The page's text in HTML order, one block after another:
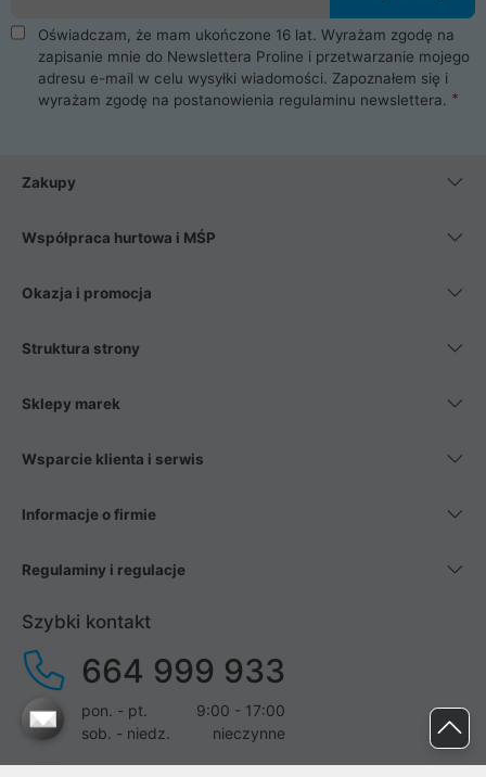
Oświadczam, że mam ukończone 16 lat. Wyrażam zgodę na
zapisanie mnie do Newslettera Proline i przetwarzanie mojego
adresu e-mail w celu wysyłki wiadomości. Zapoznałem się i
wyrażam zgodę na postanowienia regulaminu newslettera.
Zakupy
Współpraca hurtowa i MŚP
Okazja i promocja
Struktura strony
Sklepy marek
Wsparcie klienta i serwis
Informacje o firmie
Regulaminy i regulacje
Szybki kontakt
664 999 933
pon. - pt.
9:00 - 17:00
sob. - niedz.
nieczynne